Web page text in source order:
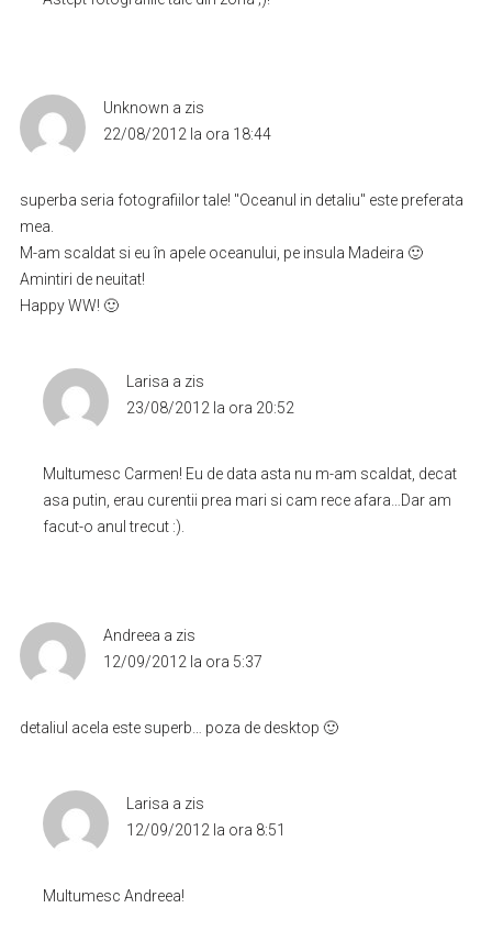
Unknown a zis
22/08/2012 la ora 18:44
superba seria fotografiilor tale! "Oceanul in detaliu" este preferata
mea.
M-am scaldat si eu în apele oceanului, pe insula Madeira 🙂
Amintiri de neuitat!
Happy WW! 🙂
Larisa a zis
23/08/2012 la ora 20:52
Multumesc Carmen! Eu de data asta nu m-am scaldat, decat
asa putin, erau curentii prea mari si cam rece afara…Dar am
facut-o anul trecut :).
Andreea a zis
12/09/2012 la ora 5:37
detaliul acela este superb… poza de desktop 🙂
Larisa a zis
12/09/2012 la ora 8:51
Multumesc Andreea!